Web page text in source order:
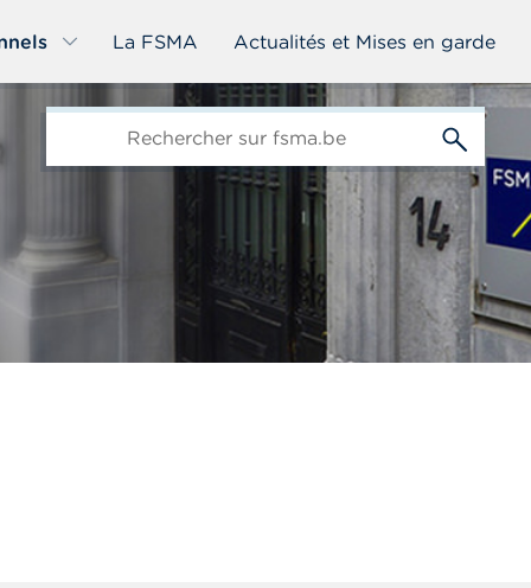
La FSMA Actualités et Mises en garde